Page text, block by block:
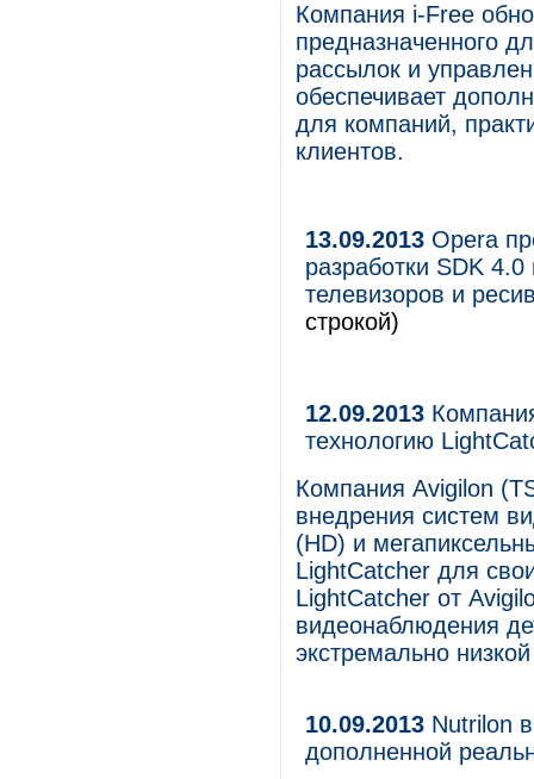
Компания i-Free
предназначенного
рассылок и
обеспечивает
для компаний,
клиентов.
13.09.2013 Opera
разработки SDK
телевизоров и
строкой)
12.09.2013
технологию
Компания Avigilon
внедрения систем
(HD) и
LightCatcher для
LightCatcher от
видеонаблюдения
экстремально
10.09.2013 Nutrilon
дополненной